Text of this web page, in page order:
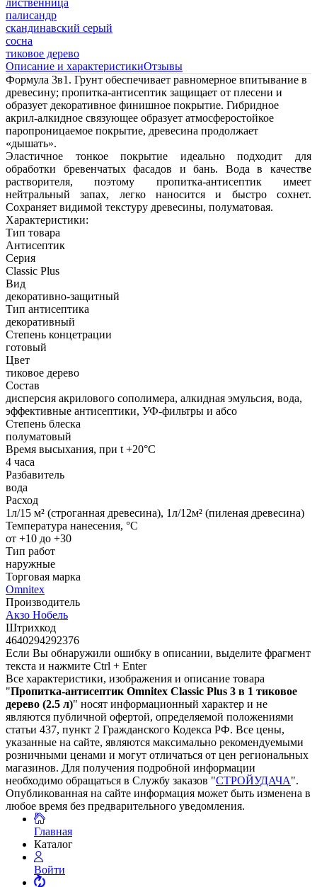
лиственница
палисандр
скандинавский серый
сосна
тиковое дерево
Описание и характеристикиОтзывы
Формула 3в1. Грунт обеспечивает равномерное впитывание в
древесину; пропитка-антисептик защищает от плесени и
образует декоративное финишное покрытие. Гибридное
акрил-алкидное связующее образует атмосферостойкое
паропроницаемое покрытие, древесина продолжает
«дышать».
Эластичное тонкое покрытие идеально подходит для
обработки бревенчатых фасадов и бань. Вода в качестве
растворителя, поэтому пропитка-антисептик имеет
нейтральный запах, легко наносится и быстро сохнет.
Сохраняет видимой текстуру древесины, полуматовая.
Характеристики:
Тип товара
Антисептик
Серия
Classic Plus
Вид
декоративно-защитный
Тип антисептика
декоративный
Степень концетрации
готовый
Цвет
тиковое дерево
Состав
дисперсия акрилового сополимера, алкидная эмульсия, вода,
эффективные антисептики, УФ-фильтры и абсо
Степень блеска
полуматовый
Время высыхания, при t +20°C
4 часа
Разбавитель
вода
Расход
1л/15 м² (строганная древесина), 1л/12м² (пиленая древесина)
Температура нанесения, °С
от +10 до +30
Тип работ
наружные
Торговая марка
Omnitex
Производитель
Акзо Нобель
Штрихкод
4640294292376
Если Вы обнаружили ошибку в описании, выделите фрагмент
текста и нажмите Ctrl + Enter
Все характеристики, изображения и описание товара
"Пропитка-антисептик Omnitex Classic Plus 3 в 1 тиковое
дерево (2.5 л)" носят информационный характер и не
являются публичной офертой, определяемой положениями
статьи 437, пункт 2 Гражданского Кодекса РФ. Все цены,
указанные на сайте, являются максимально рекомендуемыми
розничными ценами и могут отличаться от цен региональных
магазинов. Для получения подробной информации
необходимо обращаться в Службу заказов "СТРОЙУДАЧА".
Опубликованная на сайте информация может быть изменена в
любое время без предварительного уведомления.
Главная
Каталог
Войти